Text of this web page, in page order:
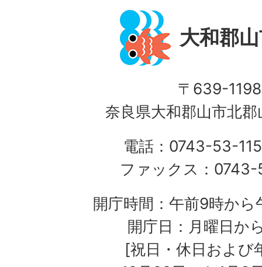
大和郡
〒639-1198
奈良県大和郡山市北
電話：0743-53-
ファックス：
開庁時間：午前9時か
開庁日：月曜日か
[祝日・休日および